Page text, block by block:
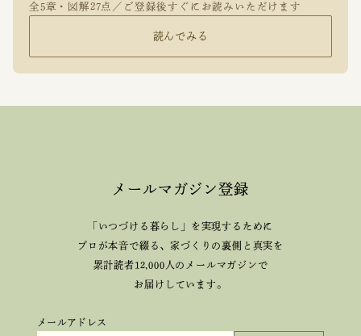
全5章・図解27点／ご登録後すぐにお読みいただけます
読んでみる
メールマガジン登録
「いつづける暮らし」を実現するために
プロが本音で綴る、家づくりの裏側と真実を
累計読者12,000人のメールマガジンで
お届けしています。
メールアドレス